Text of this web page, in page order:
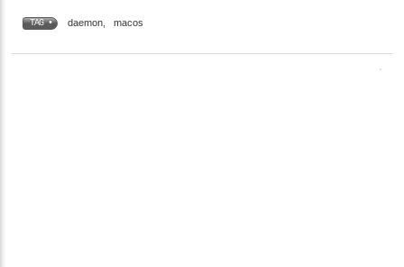
TAG • daemon macos